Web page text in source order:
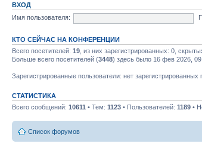
ВХОД
Имя пользователя:
КТО СЕЙЧАС НА КОНФЕРЕНЦИИ
Всего посетителей: 19 , из них зарегистрированных: 0,
Больше всего посетителей (3448) здесь было 16 фев 2026,
Зарегистрированные пользователи: нет зарегистрированных
СТАТИСТИКА
Всего сообщений: 10611 • Тем: 1123 • Пользователей: 1189 •
Список форумов